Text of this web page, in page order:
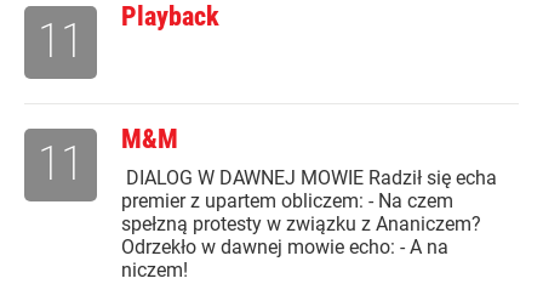
Playback
11
M&M
DIALOG W DAWNEJ MOWIE Radził się echa
premier z upartem obliczem: - Na czem
spełzną protesty w związku z Ananiczem?
Odrzekło w dawnej mowie echo: - A na
niczem!
11